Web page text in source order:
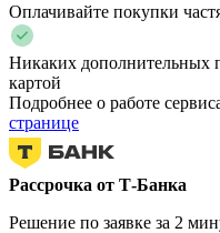
Оплачивайте покупки
Никаких дополнительных
картой
Подробнее о работе
странице
Рассрочка от Т-Банка
Решение по заявке за 2